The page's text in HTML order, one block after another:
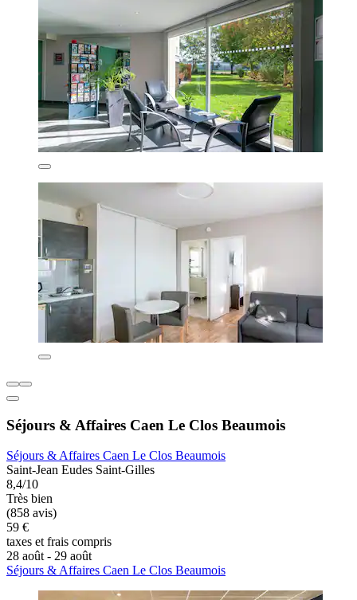
Séjours & Affaires Caen Le Clos Beaumois
Séjours & Affaires Caen Le Clos Beaumois
Saint-Jean Eudes Saint-Gilles
8,4/10
Très bien
(858 avis)
59 €
taxes et frais compris
28 août - 29 août
Séjours & Affaires Caen Le Clos Beaumois